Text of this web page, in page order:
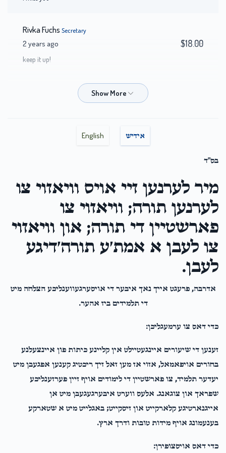
Rivka Fuchs Secretary
2 years ago $18.00
keep it up!
CRKSecretary
$50.00
TL Secretary
2 years ago $28.00
2 years ago $50.00
English אידיש
בס"ד
מיר לערנען זיי אויס וויאזוי צו
לערנען תורה; וויאזוי צו
פארשטיין די תורה; און וויאזוי
צו לעבן א אמת׳ע תורה׳דיגע
לעבן.
אדרבה, פרעגט אייך נאך איבער די אויסערגעווענליכע הצלחה מיט
די תלמידים ביז אהער.
כדי דאס צו ערמעגליכן:
זענען די שיעורים איינגעטיילט אין קליינע כיתות פון איינצעלנע
בחורים אויפאמאל, אזוי אז מען זאל זיך ריכטיג קענען אפגעבן מיט
יעדער תלמיד, צו פארשטיין די לימודים אויף זיין פערזענליכע
שפראך און צוגאנג. אלעס ווערט איבערגעגעבן מיט אן
אייגנארטיגע קלארקייט און זיסקייט; באגלייט מיט א שטארקע
בענעמונג אויף מידות טובות ודרך ארץ.
כדי דאס אויסצופירן: